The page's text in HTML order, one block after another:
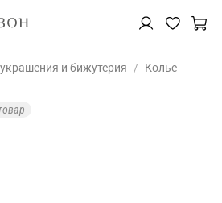
и бижутерия Колье